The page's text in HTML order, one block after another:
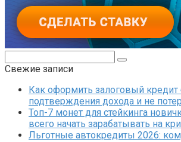
Свежие записи
Как оформить залоговый кредит
подтверждения дохода и не
Топ-7 монет для стейкинга
всего начать зарабатывать на
Льготные автокредиты 2026: